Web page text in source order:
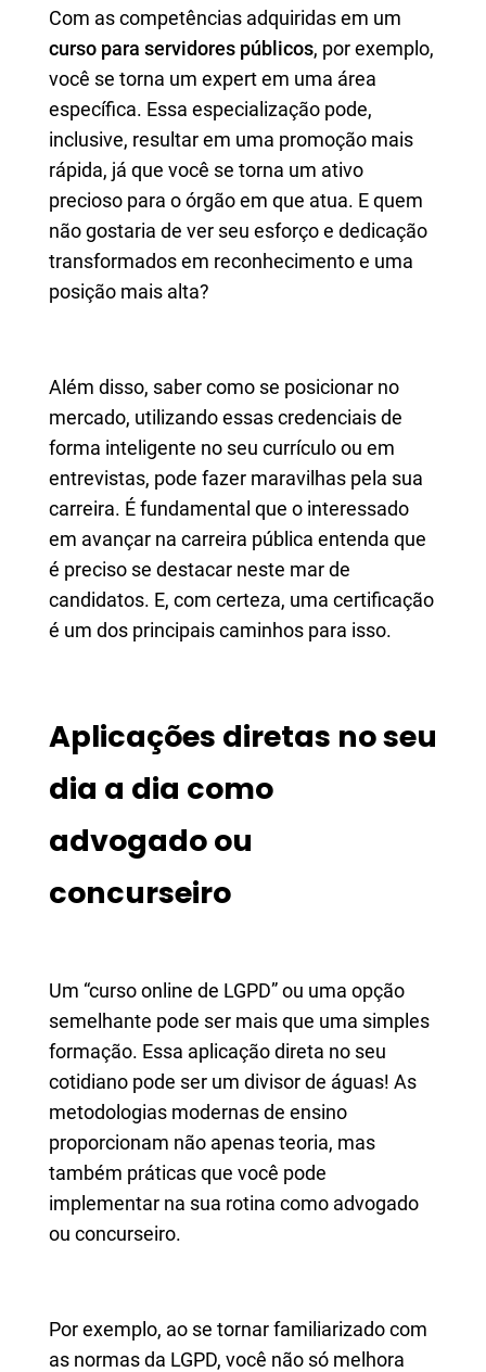
Com as competências adquiridas em um
curso para servidores públicos, por exemplo,
você se torna um expert em uma área
específica. Essa especialização pode,
inclusive, resultar em uma promoção mais
rápida, já que você se torna um ativo
precioso para o órgão em que atua. E quem
não gostaria de ver seu esforço e dedicação
transformados em reconhecimento e uma
posição mais alta?
Além disso, saber como se posicionar no
mercado, utilizando essas credenciais de
forma inteligente no seu currículo ou em
entrevistas, pode fazer maravilhas pela sua
carreira. É fundamental que o interessado
em avançar na carreira pública entenda que
é preciso se destacar neste mar de
candidatos. E, com certeza, uma certificação
é um dos principais caminhos para isso.
Aplicações diretas no seu
dia a dia como
advogado ou
concurseiro
Um “curso online de LGPD” ou uma opção
semelhante pode ser mais que uma simples
formação. Essa aplicação direta no seu
cotidiano pode ser um divisor de águas! As
metodologias modernas de ensino
proporcionam não apenas teoria, mas
também práticas que você pode
implementar na sua rotina como advogado
ou concurseiro.
Por exemplo, ao se tornar familiarizado com
as normas da LGPD, você não só melhora